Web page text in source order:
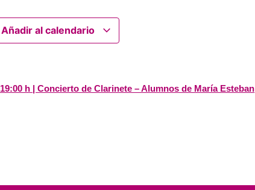
Añadir al calendario
19:00 h | Concierto de Clarinete – Alumnos de María Esteban